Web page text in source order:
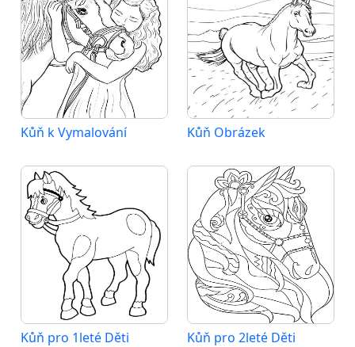
Kůň k Vymalování Kůň Obrázek
Kůň pro 1leté Děti Kůň pro 2leté Děti